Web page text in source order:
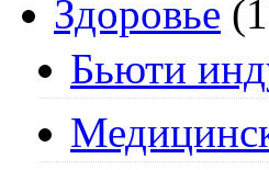
Здоровье
Бьюти